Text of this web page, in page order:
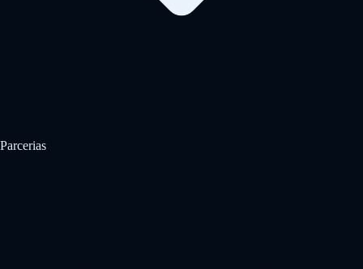
Parcerias